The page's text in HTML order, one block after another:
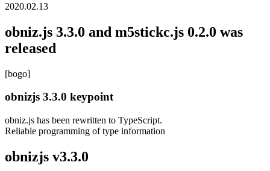
2020.02.13
obniz.js 3.3.0 and m5stickc.js 0.2.0 was
released
[bogo]
obnizjs 3.3.0 keypoint
obniz.js has been rewritten to TypeScript.
Reliable programming of type information
obnizjs v3.3.0